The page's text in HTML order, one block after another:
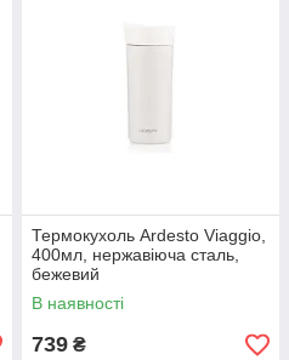
Термокухоль Ardesto Viaggio,
400мл, нержавіюча сталь,
бежевий
В наявності
739 ₴